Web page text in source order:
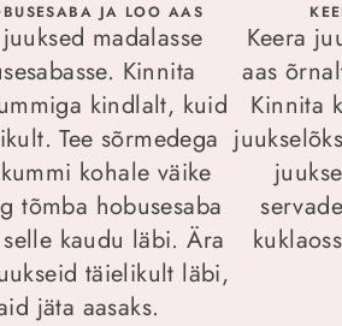
JA LOO AAS
madalasse
Kinnita
kindlalt, kuid
Tee sõrmedega
kohale väike
tõmba hobusesaba
kaudu läbi. Ära
täielikult läbi,
jäta aasaks.
Keera
aas
Kinnita